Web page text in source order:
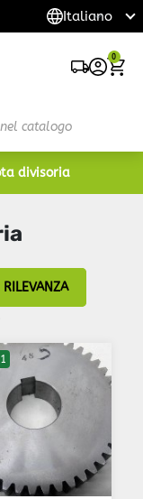
0
divisoria
ORDINA PER: RILEVANZA